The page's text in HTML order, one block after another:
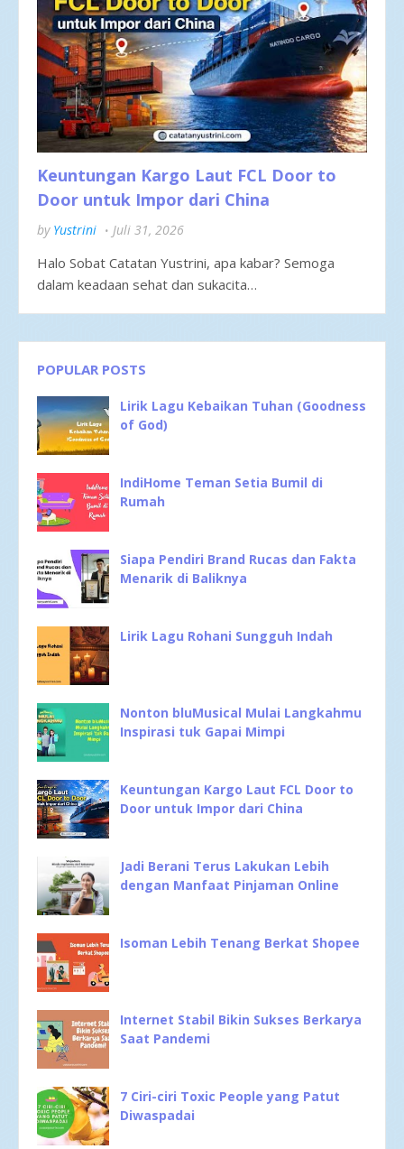
Keuntungan Kargo Laut FCL Door to
Door untuk Impor dari China
by Yustrini Juli 31, 2026
Halo Sobat Catatan Yustrini, apa kabar? Semoga
dalam keadaan sehat dan sukacita…
POPULAR POSTS
Lirik Lagu Kebaikan Tuhan (Goodness
of God)
IndiHome Teman Setia Bumil di
Rumah
Siapa Pendiri Brand Rucas dan Fakta
Menarik di Baliknya
Lirik Lagu Rohani Sungguh Indah
Nonton bluMusical Mulai Langkahmu
Inspirasi tuk Gapai Mimpi
Keuntungan Kargo Laut FCL Door to
Door untuk Impor dari China
Jadi Berani Terus Lakukan Lebih
dengan Manfaat Pinjaman Online
Isoman Lebih Tenang Berkat Shopee
Internet Stabil Bikin Sukses Berkarya
Saat Pandemi
7 Ciri-ciri Toxic People yang Patut
Diwaspadai